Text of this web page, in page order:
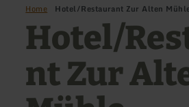
Home Hotel/Restaurant Zur Alten
Hotel/
nt Zur